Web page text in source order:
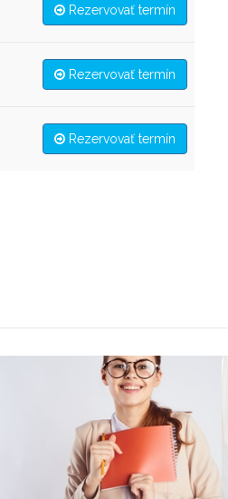
Rezervovať termín
Rezervovať termín
Rezervovať termín